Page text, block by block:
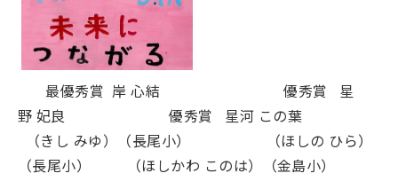
最優秀賞 岸 心結 優秀賞 星
野 妃良 優秀賞 星河 この葉
（きし みゆ）（長尾小） （ほしの ひら）
（長尾小） （ほしかわ このは）（金島小）